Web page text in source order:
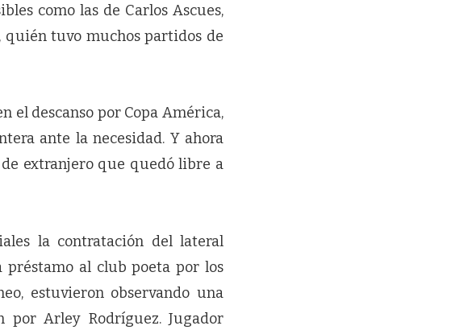
como las de Carlos Ascues,
quién tuvo muchos partidos de
el descanso por Copa América,
ante la necesidad. Y ahora
extranjero que quedó libre a
la contratación del lateral
préstamo al club poeta por los
estuvieron observando una
Arley Rodríguez. Jugador